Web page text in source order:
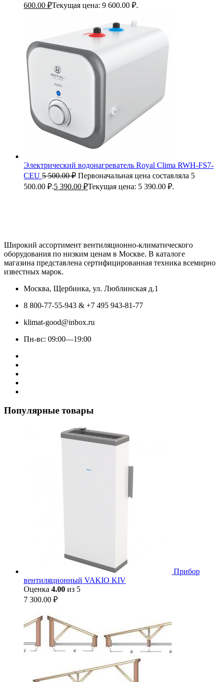
600.00 ₽Текущая цена: 9 600.00 ₽.
Электрический водонагреватель Royal Clima RWH-FS7-
CEU 5 500.00₽ Первоначальная цена составляла 5
500.00 ₽.5 390.00 ₽Текущая цена: 5 390.00 ₽.
Широкий ассортимент вентиляционно-климатического
оборудования по низким ценам в Москве. В каталоге
магазина представлена сертифицированная техника всемирно
известных марок.
Москва, Щербинка, ул. Люблинская д.1
8 800-77-55-943 & +7 495 943-81-77
klimat-good@inbox.ru
Пн-вс: 09:00—19:00
Популярные товары
Прибор
вентиляционный VAKIO KIV
Оценка 4.00 из 5
7 300.00 ₽